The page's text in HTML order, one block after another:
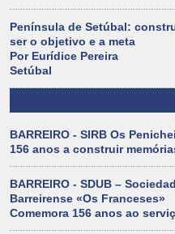
Península de Setúbal:
ser o objetivo e a meta
Por Eurídice Pereira
Setúbal
BARREIRO - SIRB Os
156 anos a construir
BARREIRO - SDUB –
Barreirense «Os Franceses»
Comemora 156 anos ao